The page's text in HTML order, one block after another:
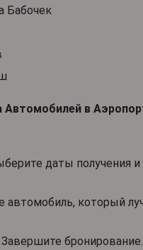
Бабочек
Автомобилей в
даты получения
автомобиль, который
Завершите